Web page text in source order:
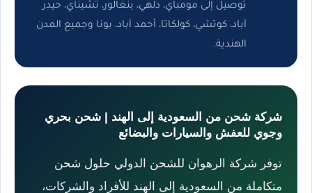
توصيل إلى مومباي، دلهي، بنغالور، تشيناي، حيدر
آباد، كوتشي، كولكاتا، أحمد آباد، بونا وجميع المدن
الهندية.
شركة شحن من السعودية إلى الهند | شحن بحري
وجوي للعفش والسيارات والبضائع
توفر شركة الرهوان للشحن الدولي حلول شحن
متكاملة من السعودية إلى الهند للأفراد والشركات،